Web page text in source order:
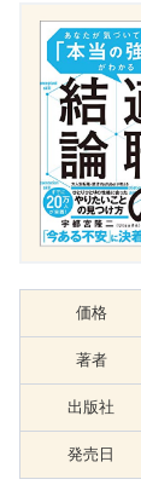
価格
著者
出版社
発売日